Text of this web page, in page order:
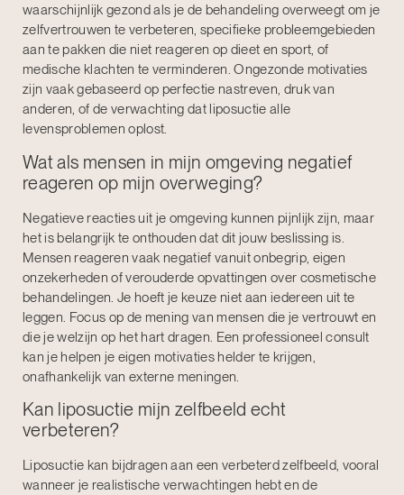
waarschijnlijk gezond als je de behandeling overweegt om je
zelfvertrouwen te verbeteren, specifieke probleemgebieden
aan te pakken die niet reageren op dieet en sport, of
medische klachten te verminderen. Ongezonde motivaties
zijn vaak gebaseerd op perfectie nastreven, druk van
anderen, of de verwachting dat liposuctie alle
levensproblemen oplost.
Wat als mensen in mijn omgeving negatief
reageren op mijn overweging?
Negatieve reacties uit je omgeving kunnen pijnlijk zijn, maar
het is belangrijk te onthouden dat dit jouw beslissing is.
Mensen reageren vaak negatief vanuit onbegrip, eigen
onzekerheden of verouderde opvattingen over cosmetische
behandelingen. Je hoeft je keuze niet aan iedereen uit te
leggen. Focus op de mening van mensen die je vertrouwt en
die je welzijn op het hart dragen. Een professioneel consult
kan je helpen je eigen motivaties helder te krijgen,
onafhankelijk van externe meningen.
Kan liposuctie mijn zelfbeeld echt
verbeteren?
Liposuctie kan bijdragen aan een verbeterd zelfbeeld, vooral
wanneer je realistische verwachtingen hebt en de